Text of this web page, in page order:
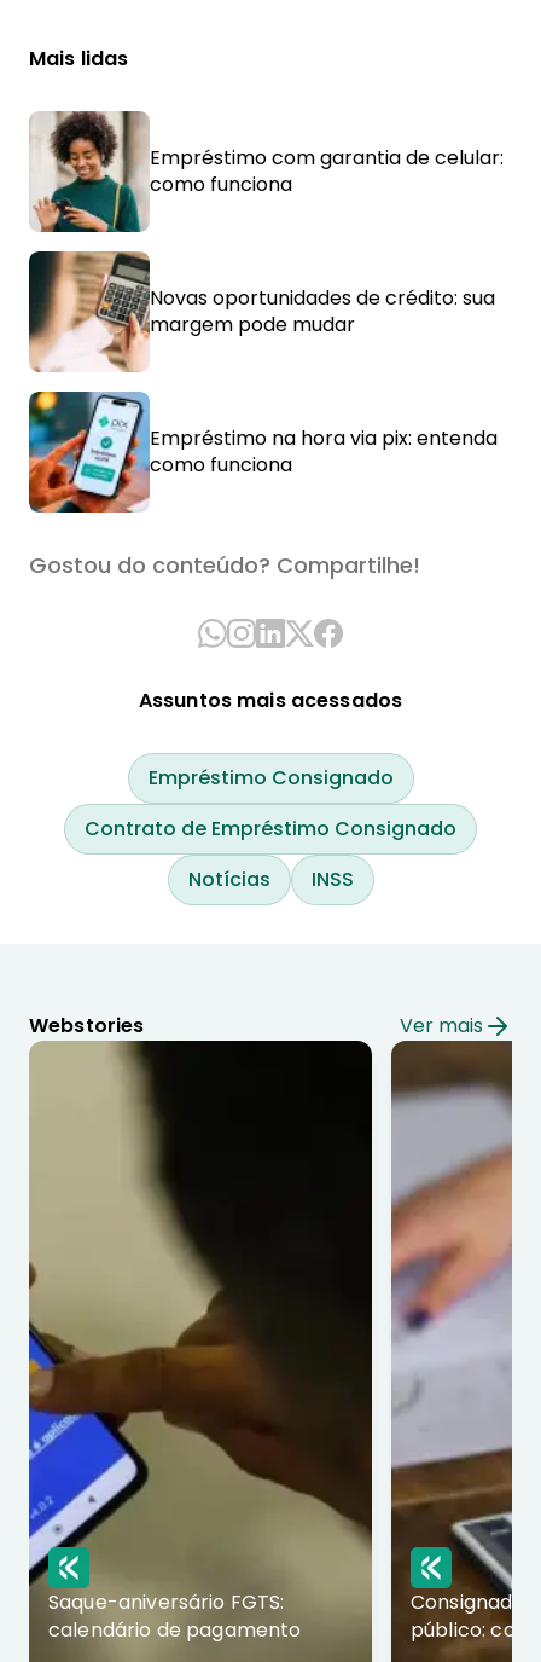
Mais lidas
Empréstimo com garantia de celular:
como funciona
Novas oportunidades de crédito: sua
margem pode mudar
Empréstimo na hora via pix: entenda
como funciona
Gostou do conteúdo? Compartilhe!
Assuntos mais acessados
Empréstimo Consignado
Contrato de Empréstimo Consignado
Notícias
INSS
Webstories Ver mais
Saque-aniversário FGTS:
calendário de pagamento
Consignado
público: